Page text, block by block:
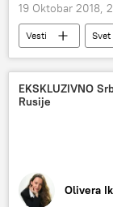
19 Oktobar 2018,
Vesti Svet
Saudijska Arabija
Majk Pompeo
EKSKLUZIVNO
Rusije
Olivera